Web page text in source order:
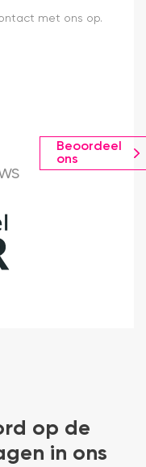
met ons op.
Beoordeel
ons
op de
in ons